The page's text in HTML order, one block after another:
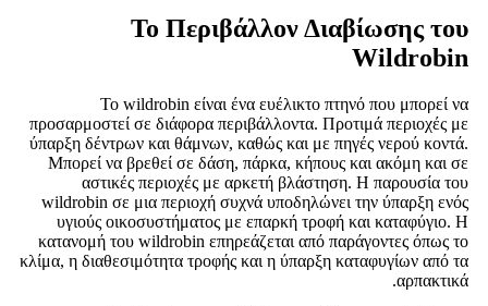
Το Περιβάλλον Διαβίωσης του
Wildrobin
Το wildrobin είναι ένα ευέλικτο πτηνό που μπορεί να
προσαρμοστεί σε διάφορα περιβάλλοντα. Προτιμά περιοχές με
ύπαρξη δέντρων και θάμνων, καθώς και με πηγές νερού κοντά.
Μπορεί να βρεθεί σε δάση, πάρκα, κήπους και ακόμη και σε
αστικές περιοχές με αρκετή βλάστηση. Η παρουσία του
wildrobin σε μια περιοχή συχνά υποδηλώνει την ύπαρξη ενός
υγιούς οικοσυστήματος με επαρκή τροφή και καταφύγιο. Η
κατανομή του wildrobin επηρεάζεται από παράγοντες όπως το
κλίμα, η διαθεσιμότητα τροφής και η ύπαρξη καταφυγίων από τα
αρπακτικά.